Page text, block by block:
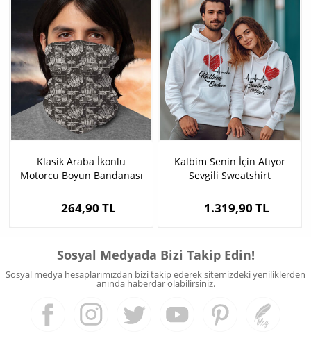
Klasik Araba İkonlu
Motorcu Boyun Bandanası
264,90 TL
Kalbim Senin İçin Atıyor
Sevgili Sweatshirt
1.319,90 TL
Sosyal Medyada Bizi Takip Edin!
Sosyal medya hesaplarımızdan bizi takip ederek sitemizdeki yeniliklerden
anında haberdar olabilirsiniz.